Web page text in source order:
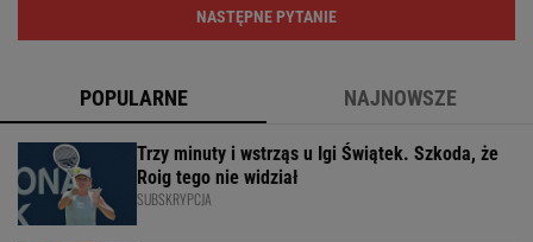
NASTĘPNE PYTANIE
POPULARNE NAJNOWSZE
Trzy minuty i wstrząs u Igi Świątek. Szkoda, że
Roig tego nie widział
SUBSKRYPCJA